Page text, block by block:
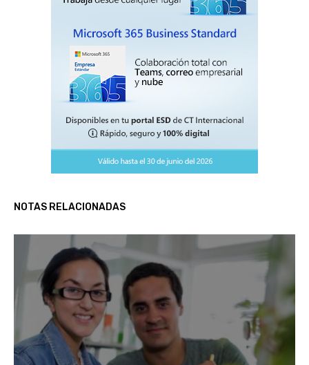
NOTAS RELACIONADAS